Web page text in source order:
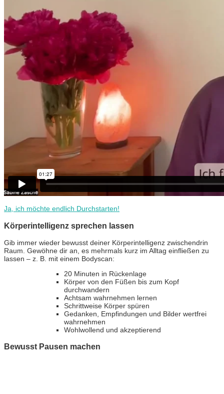
Ja, ich möchte endlich Durchstarten!
Körperintelligenz sprechen lassen
Gib immer wieder bewusst deiner Körperintelligenz zwischendrin
Raum. Gewöhne dir an, es mehrmals kurz im Alltag einfließen zu
lassen – z. B. mit einem Bodyscan:
20 Minuten in Rückenlage
Körper von den Füßen bis zum Kopf
durchwandern
Achtsam wahrnehmen lernen
Schrittweise Körper spüren
Gedanken, Empfindungen und Bilder wertfrei
wahrnehmen
Wohlwollend und akzeptierend
Bewusst Pausen machen